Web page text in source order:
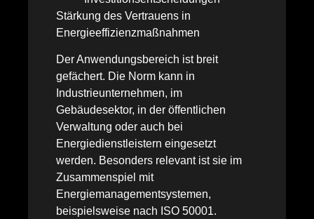
Stärkung des Vertrauens in
Energieeffizienzmaßnahmen
Der Anwendungsbereich ist breit
gefächert. Die Norm kann in
Industrieunternehmen, im
Gebäudesektor, in der öffentlichen
Verwaltung oder auch bei
Energiedienstleistern eingesetzt
werden. Besonders relevant ist sie im
Zusammenspiel mit
Energiemanagementsystemen,
beispielsweise nach ISO 50001.